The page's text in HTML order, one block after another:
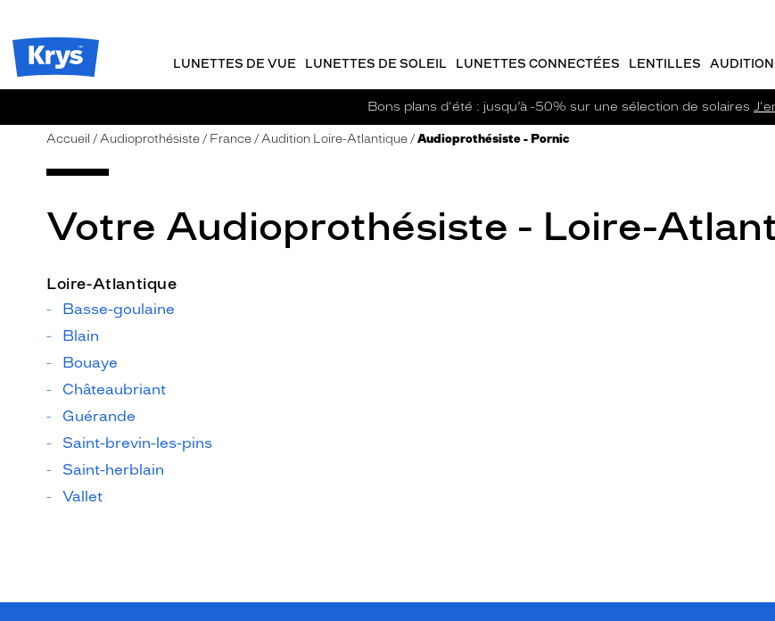
Opticien
Krys
LUNETTES DE VUE LUNETTES DE SOLEIL LUNETTES CONNECTÉES LENTILLES AUDITION
Bons plans d'été : jusqu’à -50% sur une sélection de solaires
Accueil Audioprothésiste France Audition Loire-Atlantique Audioprothésiste - Pornic
Votre Audioprothésiste - Loire-
Loire-Atlantique
Basse-goulaine
Blain
Bouaye
Châteaubriant
Guérande
Saint-brevin-les-pins
Saint-herblain
Vallet